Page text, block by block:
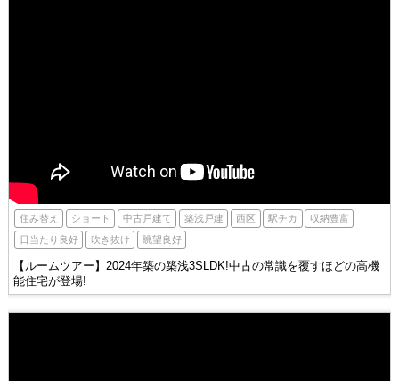
住み替え ショート 中古戸建て 築浅戸建 西区 駅チカ
収納豊富
日当たり良好
吹き抜け 眺望良好
【ルームツアー】2024年築の築浅3SLDK!中古の常識を覆すほどの高機
能住宅が登場!